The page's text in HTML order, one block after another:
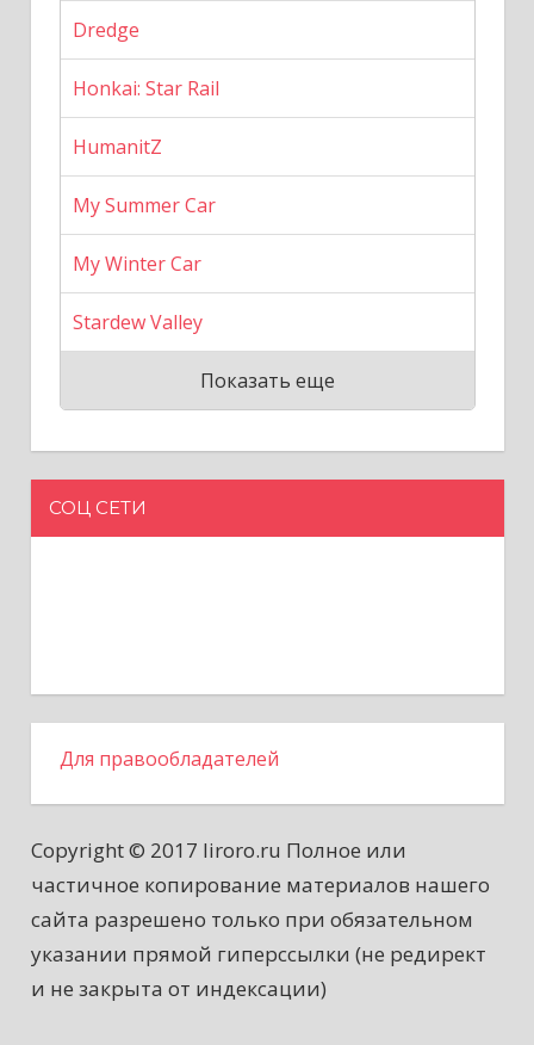
Dredge
Honkai: Star Rail
HumanitZ
My Summer Car
My Winter Car
Stardew Valley
Показать еще
СОЦ СЕТИ
Для правообладателей
Copyright © 2017 liroro.ru Полное или
частичное копирование материалов нашего
сайта разрешено только при обязательном
указании прямой гиперссылки (не редирект
и не закрыта от индексации)